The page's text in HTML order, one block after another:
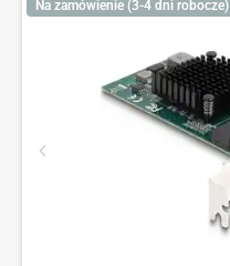
Na zamówienie (3-4 dni robocze)